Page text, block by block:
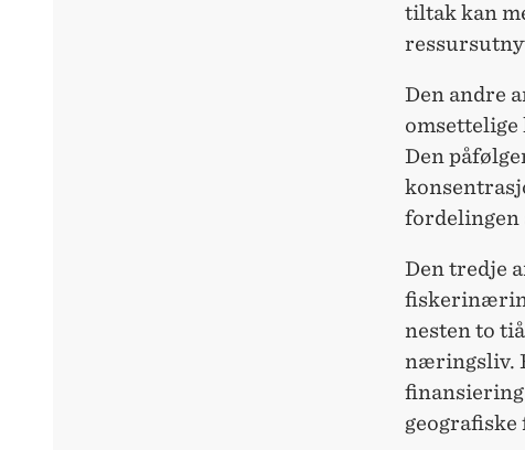
tiltak kan
Den andre
Den
fordelingen
Den tredje
nesten to
næringsliv.
finansiering
geografiske